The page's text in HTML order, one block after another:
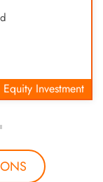
Equity Investment